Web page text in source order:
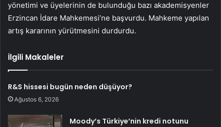
yönetimi ve üyelerinin de bulunduğu bazı akademisyenler
Erzincan İdare Mahkemesi’ne başvurdu. Mahkeme yapılan
artış kararının yürütmesini durdurdu.
İlgili Makaleler
R&S hissesi bugün neden düşüyor?
Ağustos 6, 2026
Moody’s Türkiye’nin kredi notunu